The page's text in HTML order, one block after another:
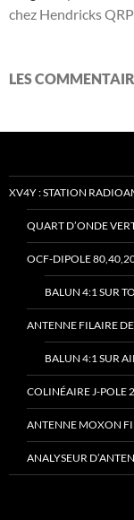
chez Hendricks
LES
XV4Y : STATION
QUART D’ONDE
OCF-DIPOLE
BALUN 4:1 SUR
ANTENNE FILAIRE
BALUN 4:1 SUR
COLINÉAIRE J-POLE
ANTENNE MOXON
ANALYSEUR